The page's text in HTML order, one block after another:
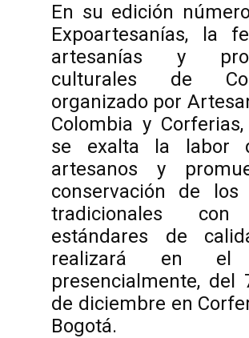
En su edición
Expoartesanías, la
artesanías y
culturales de
organizado por
Colombia y
se exalta la labor
artesanos y
conservación de los
tradicionales
estándares de
realizará en el
presencialmente, del
de diciembre en
Bogotá.